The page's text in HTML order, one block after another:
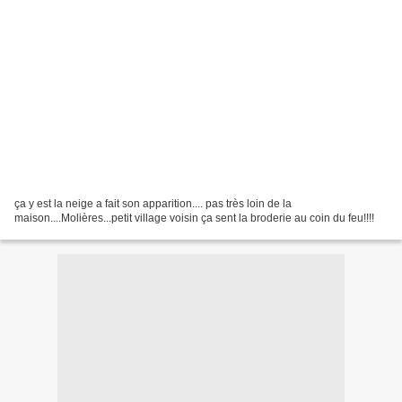
ça y est la neige a fait son apparition.... pas très loin de la
maison....Molières...petit village voisin ça sent la broderie au coin du feu!!!!